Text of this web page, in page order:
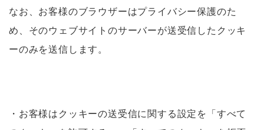
なお、お客様のブラウザーはプライバシー保護のた
め、そのウェブサイトのサーバーが送受信したクッキ
ーのみを送信します。
・お客様はクッキーの送受信に関する設定を「すべて